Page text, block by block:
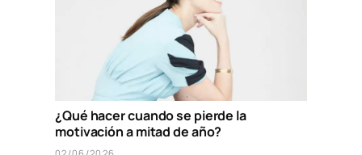
¿Qué hacer cuando se pierde la
motivación a mitad de año?